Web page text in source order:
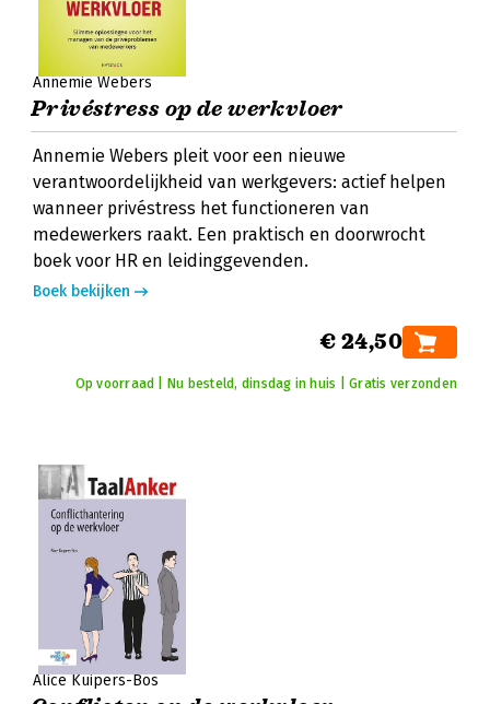
Annemie Webers
Privéstress op de werkvloer
Annemie Webers pleit voor een nieuwe
verantwoordelijkheid van werkgevers: actief helpen
wanneer privéstress het functioneren van
medewerkers raakt. Een praktisch en doorwrocht
boek voor HR en leidinggevenden.
Boek bekijken
€ 24,50
Op voorraad | Nu besteld, dinsdag in huis | Gratis verzonden
Alice Kuipers-Bos